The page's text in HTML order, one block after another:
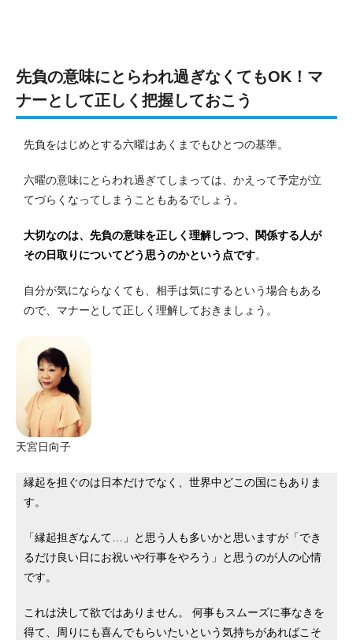
先負の意味にとらわれ過ぎなくてもOK！マ
ナーとして正しく把握しておこう
先負をはじめとする六曜はあくまでもひとつの基準。
六曜の意味にとらわれ過ぎてしまっては、かえって予定が立
てづらくなってしまうこともあるでしょう。
大切なのは、先負の意味を正しく理解しつつ、関係する人が
その日取りについてどう思うのかという点です。
自分が気にならなくても、相手は気にするという場合もある
ので、マナーとして正しく理解しておきましょう。
天宮日向子
縁起を担ぐのは日本だけでなく、世界中どこの国にもありま
す。
「縁起担ぎなんて…」と思う人も多いかと思いますが「でき
るだけ良い日にお祝いや行事をやろう」と思うのが人の心情
です。
これは決して欲ではありません。 何事もスムーズに事なきを
得て、周りにも喜んでもらいたいという気持ちがあればこそ